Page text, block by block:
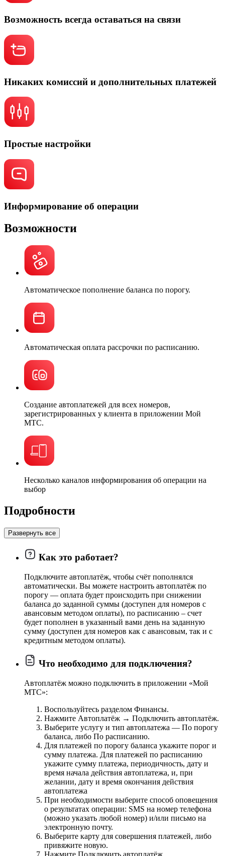
Возможность всегда оставаться на связи
Никаких комиссий и дополнительных платежей
Простые настройки
Информирование об операции
Возможности
Автоматическое пополнение баланса по порогу.
Автоматическая оплата рассрочки по расписанию.
Создание автоплатежей для всех номеров,
зарегистрированных у клиента в приложении Мой
МТС.
Несколько каналов информирования об операции на
выбор
Подробности
Развернуть все
Как это работает?
Подключите автоплатёж, чтобы счёт пополнялся
автоматически. Вы можете настроить автоплатёж по
порогу — оплата будет происходить при снижении
баланса до заданной суммы (доступен для номеров с
авансовым методом оплаты), по расписанию – счет
будет пополнен в указанный вами день на заданную
сумму (доступен для номеров как с авансовым, так и с
кредитным методом оплаты).
Что необходимо для подключения?
Автоплатёж можно подключить в приложении «Мой
МТС»:
Воспользуйтесь разделом Финансы.
Нажмите Автоплатёж → Подключить автоплатёж.
Выберите услугу и тип автоплатежа — По порогу
баланса, либо По расписанию.
Для платежей по порогу баланса укажите порог и
сумму платежа. Для платежей по расписанию
укажите сумму платежа, периодичность, дату и
время начала действия автоплатежа, и, при
желании, дату и время окончания действия
автоплатежа
При необходимости выберите способ оповещения
о результатах операции: SMS на номер телефона
(можно указать любой номер) и/или письмо на
электронную почту.
Выберите карту для совершения платежей, либо
привяжите новую.
Нажмите Подключить автоплатёж.